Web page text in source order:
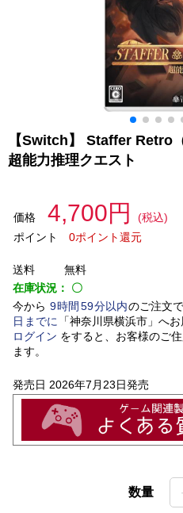
【Switch】 Staffer Retro
超能力推理クエスト
価格 4,700円
(税込)
ポイント
0ポイント還元
送料
無料
在庫状況： 〇
今から 9時間 59分以内のご注文
日 までに 「神奈川県横浜市」 へお
ログイン をすると、お客様のご
ます。
発売日 2026年7月23日発売
数量